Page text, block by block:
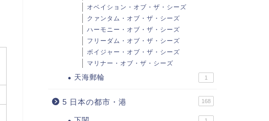
オベイション・オブ・ザ・シーズ
クァンタム・オブ・ザ・シーズ
ハーモニー・オブ・ザ・シーズ
フリーダム・オブ・ザ・シーズ
ボイジャー・オブ・ザ・シーズ
マリナー・オブ・ザ・シーズ
天海郵輪 1
5 日本の都市・港 168